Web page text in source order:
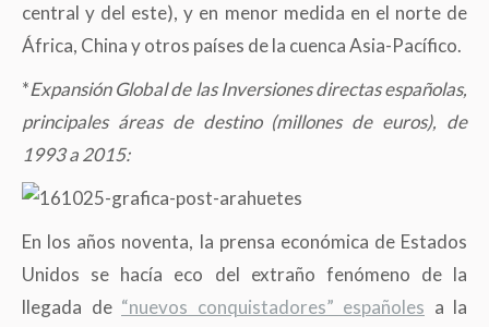
central y del este), y en menor medida en el norte de
África, China y otros países de la cuenca Asia-Pacífico.
*Expansión Global de las Inversiones directas españolas,
principales áreas de destino (millones de euros), de
1993 a 2015:
En los años noventa, la prensa económica de Estados
Unidos se hacía eco del extraño fenómeno de la
llegada de “nuevos conquistadores” españoles a la